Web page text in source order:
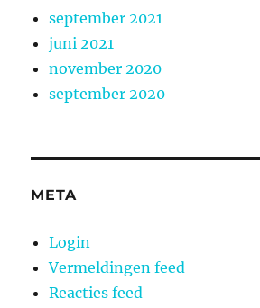
september 2021
juni 2021
november 2020
september 2020
META
Login
Vermeldingen feed
Reacties feed